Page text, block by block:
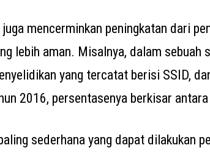
mencerminkan peningkatan dari
lebih aman. Misalnya, dalam sebuah
yang tercatat berisi SSID,
2016, persentasenya berkisar
sederhana yang dapat dilakukan